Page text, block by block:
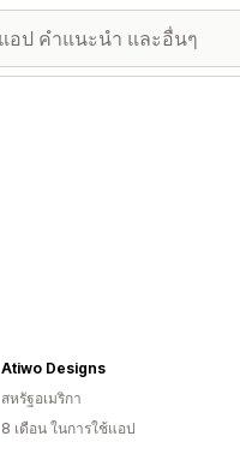
Atiwo Designs
สหรัฐอเมริกา
8 เดือน ในการใช้แอป